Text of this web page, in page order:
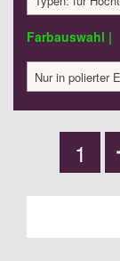
Farbauswahl |
Nur in polierter